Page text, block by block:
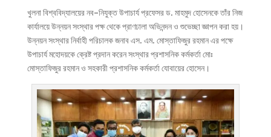
খুলনা বিশ্ববিদ্যালয়ের নব-নিযুক্ত উপাচার্য প্রফেসর ড. মাহমুদ হোসেনকে তাঁর নিজ
কার্যালয়ে উন্নয়ন সংস্থার পক্ষ থেকে প্রাণঢালা অভিনন্দন ও শুভেচ্ছা জ্ঞাপন করা হয়।
উন্নয়ন সংস্থার নির্বাহী পরিচালক জনাব এস. এম. মোস্তাফিজুর রহমান এর পক্ষে
উপাচার্য মহোদয়কে ক্রেষ্ট প্রদান করেন সংস্থার প্রশাসনিক কর্মকর্তা মোঃ
মোস্তাফিজুর রহমান ও সহকারী প্রশাসনিক কর্মকর্তা যোবায়ের হোসেন।